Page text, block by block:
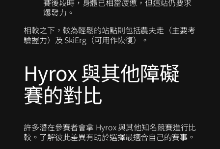
賽後段時，身體已相當疲憊，但這站仍要求
爆發力。
相較之下，較為輕鬆的站點則包括農夫走（主要考
驗握力）及 SkiErg（可用作恢復）。
Hyrox 與其他障礙
賽的對比
許多潛在參賽者會拿 Hyrox 與其他知名競賽進行比
較。了解彼此差異有助於選擇最適合自己的賽事。